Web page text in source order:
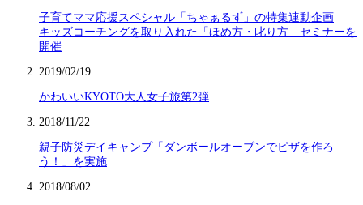
子育てママ応援スペシャル「ちゃぁるず」の特集連動企画
キッズコーチングを取り入れた「ほめ方・叱り方」セミナーを
開催
2019/02/19
かわいいKYOTO大人女子旅第2弾
2018/11/22
親子防災デイキャンプ「ダンボールオーブンでピザを作ろ
う！」を実施
2018/08/02